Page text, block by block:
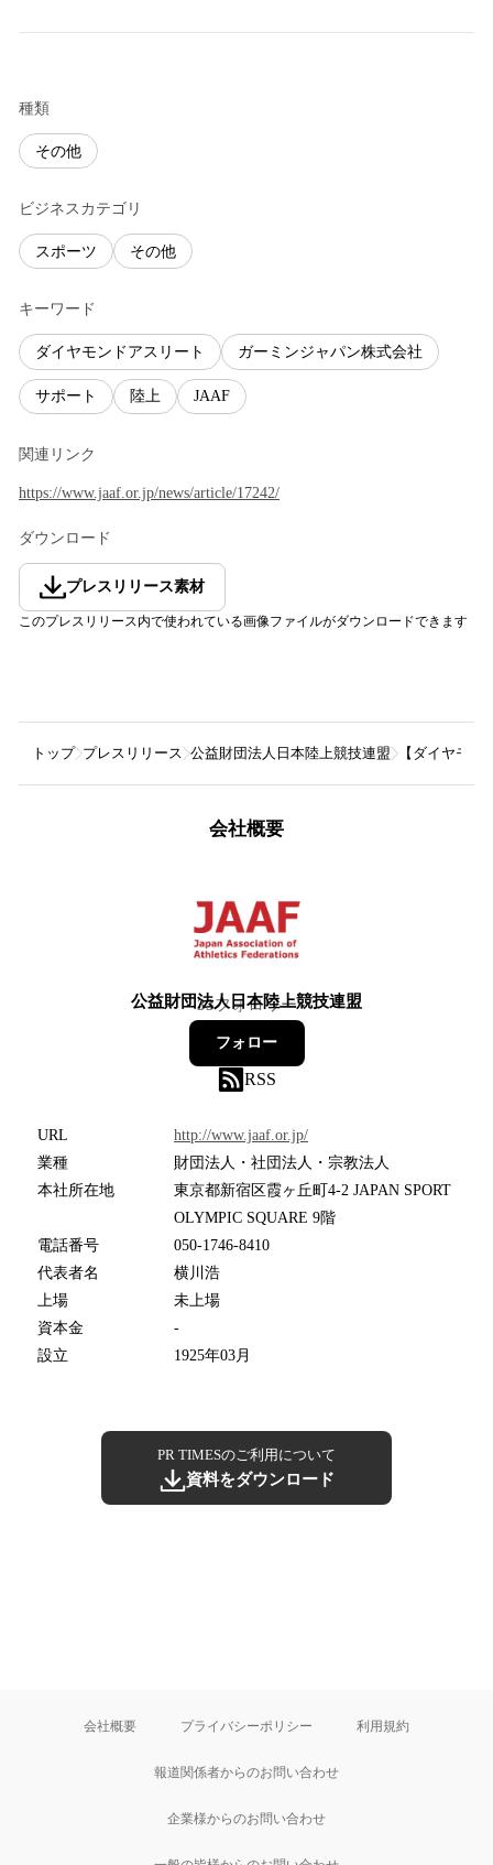
種類
その他
ビジネスカテゴリ
スポーツ その他
キーワード
ダイヤモンドアスリート ガーミンジャパン株式会社
サポート 陸上 JAAF
関連リンク
https://www.jaaf.or.jp/news/article/17242/
ダウンロード
プレスリリース素材
このプレスリリース内で使われている画像ファイルがダウンロードできます
トップ プレスリリース 公益財団法人日本陸上競技連盟 【ダイヤモ
会社概要
公益財団法人日本陸上競技連盟
33フォロワー
フォロー
RSS
URL
http://www.jaaf.or.jp/
業種
財団法人・社団法人・宗教法人
本社所在地
東京都新宿区霞ヶ丘町4-2 JAPAN SPORT
OLYMPIC SQUARE 9階
電話番号
050-1746-8410
代表者名
横川浩
上場
未上場
資本金
-
設立
1925年03月
PR TIMESのご利用について
資料をダウンロード
会社概要 プライバシーポリシー 利用規約
報道関係者からのお問い合わせ
企業様からのお問い合わせ